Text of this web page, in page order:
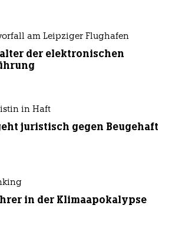
am Leipziger Flughafen
der elektronischen
in Haft
juristisch gegen Beugehaft
in der Klimaapokalypse